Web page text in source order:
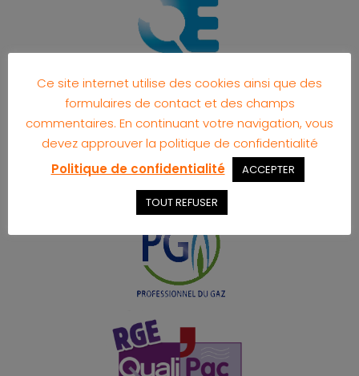
Ce site internet utilise des cookies ainsi que des
formulaires de contact et des champs
commentaires. En continuant votre navigation, vous
devez approuver la politique de confidentialité
Politique de confidentialité
ACCEPTER
TOUT REFUSER